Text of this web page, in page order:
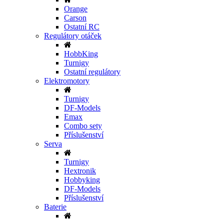
Orange
Carson
Ostatní RC
Regulátory otáček
HobbKing
Turnigy
Ostatní regulátory
Elektromotory
Turnigy
DF-Models
Emax
Combo sety
Příslušenství
Serva
Turnigy
Hextronik
Hobbyking
DF-Models
Příslušenství
Baterie